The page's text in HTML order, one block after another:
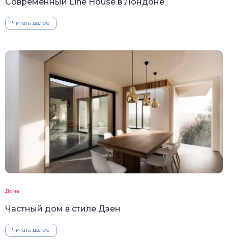
Читать далее
Дома
Частный дом в стиле Дзен
Читать далее